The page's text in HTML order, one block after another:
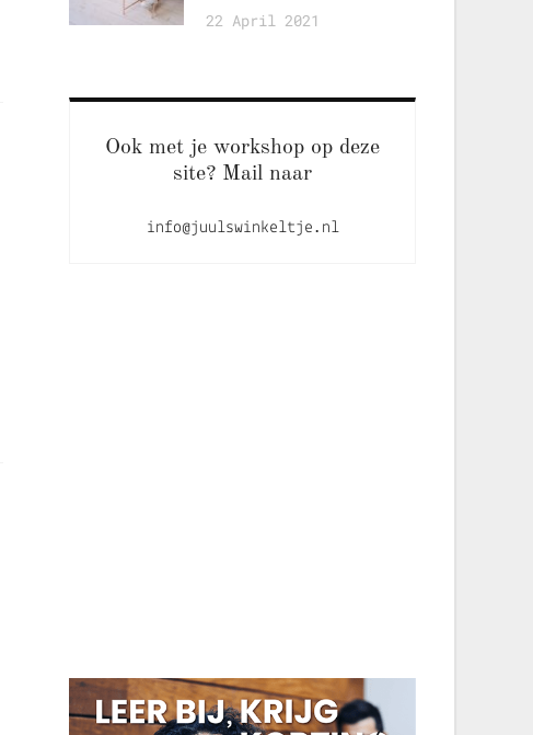
22 April 2021
Ook met je workshop op deze
site? Mail naar
info@juulswinkeltje.nl